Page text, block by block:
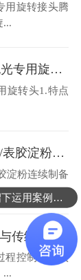
用旋转接头腾
...
半导体CMP晶圆抛光专用旋转头
旋转头1.特点
腾旋表面施胶系统/表胶淀粉连续制备系统工艺描述
淀粉连续制备
腾旋连续熬胶系统与传统间歇蒸煮系统比较
程控制，各项
...
可以介绍下运用案例么？